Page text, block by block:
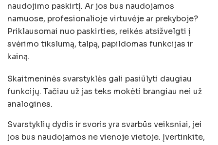
naudojimo paskirtį. Ar jos bus naudojamos
namuose, profesionalioje virtuvėje ar prekyboje?
Priklausomai nuo paskirties, reikės atsižvelgti į
svėrimo tikslumą, talpą, papildomas funkcijas ir
kainą.
Skaitmeninės svarstyklės gali pasiūlyti daugiau
funkcijų. Tačiau už jas teks mokėti brangiau nei už
analogines.
Svarstyklių dydis ir svoris yra svarbūs veiksniai, jei
jos bus naudojamos ne vienoje vietoje. Įvertinkite,